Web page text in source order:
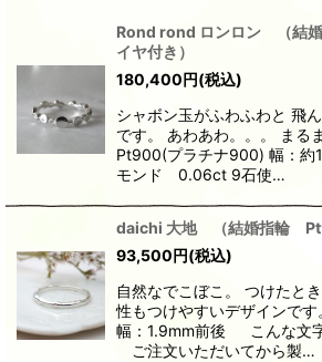
Rond rond ロンロン （
イヤ付き）
180,400円(税込)
シャボン玉がふわふわと 飛
です。 あわあわ。。。 まる
Pt900(プラチナ900) 幅：約
モンド 0.06ct 9石使…
daichi 大地 （結婚指輪
93,500円(税込)
自然なでこぼこ。 つけたと
性もつけやすいデザインです
幅：1.9mm前後 こんな文字
ご注文いただいてから製…